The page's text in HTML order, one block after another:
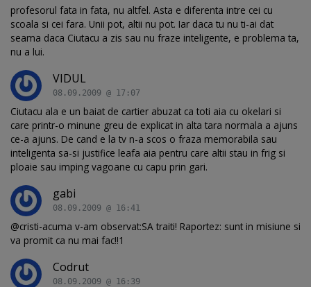
profesorul fata in fata, nu altfel. Asta e diferenta intre cei cu
scoala si cei fara. Unii pot, altii nu pot. Iar daca tu nu ti-ai dat
seama daca Ciutacu a zis sau nu fraze inteligente, e problema ta,
nu a lui.
VIDUL
08.09.2009 @ 17:07
Ciutacu ala e un baiat de cartier abuzat ca toti aia cu okelari si
care printr-o minune greu de explicat in alta tara normala a ajuns
ce-a ajuns. De cand e la tv n-a scos o fraza memorabila sau
inteligenta sa-si justifice leafa aia pentru care altii stau in frig si
ploaie sau imping vagoane cu capu prin gari.
gabi
08.09.2009 @ 16:41
@cristi-acuma v-am observat:SA traiti! Raportez: sunt in misiune si
va promit ca nu mai fac!!1
Codrut
08.09.2009 @ 16:39